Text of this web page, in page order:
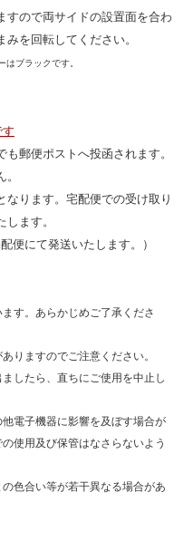
すので両サイドの設置面を合わ
を回転してください。
ブラックです。
郵便ポストへ投函されます。
ります。宅配便での受け取り
ます。
便にて発送いたします。）
す。あらかじめご了承くださ
りますのでご注意ください。
したら、直ちにご使用を中止し
電子機器に影響を及ぼす場合が
使用及び保管はなさらないよう
色合い等が若干異なる場合があ